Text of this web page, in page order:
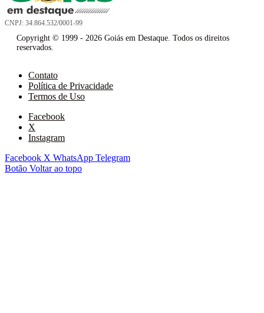
CNPJ: 34.864.532/0001-99
Copyright © 1999 - 2026 Goiás em Destaque. Todos os direitos
reservados.
Contato
Política de Privacidade
Termos de Uso
Facebook
X
Instagram
Facebook X WhatsApp Telegram
Botão Voltar ao topo